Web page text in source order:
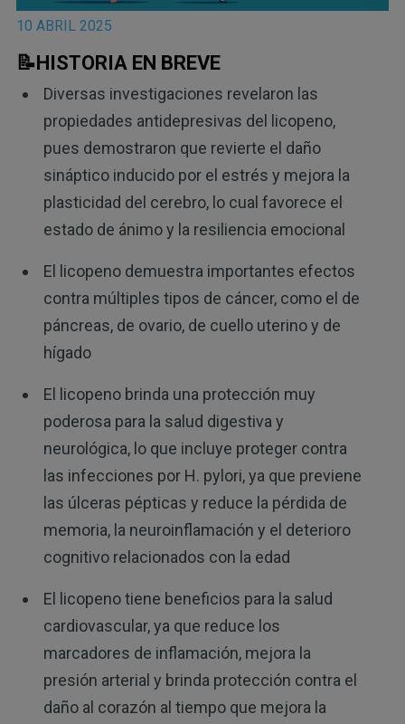
10 ABRIL 2025
📝HISTORIA EN BREVE
Diversas investigaciones revelaron las
propiedades antidepresivas del licopeno,
pues demostraron que revierte el daño
sináptico inducido por el estrés y mejora la
plasticidad del cerebro, lo cual favorece el
estado de ánimo y la resiliencia emocional
El licopeno demuestra importantes efectos
contra múltiples tipos de cáncer, como el de
páncreas, de ovario, de cuello uterino y de
hígado
El licopeno brinda una protección muy
poderosa para la salud digestiva y
neurológica, lo que incluye proteger contra
las infecciones por H. pylori, ya que previene
las úlceras pépticas y reduce la pérdida de
memoria, la neuroinflamación y el deterioro
cognitivo relacionados con la edad
El licopeno tiene beneficios para la salud
cardiovascular, ya que reduce los
marcadores de inflamación, mejora la
presión arterial y brinda protección contra el
daño al corazón al tiempo que mejora la